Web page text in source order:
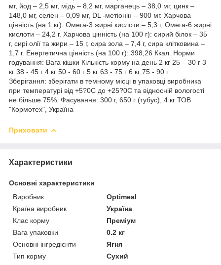
мг, йод – 2,5 мг, мідь – 8,2 мг, марганець – 38,0 мг, цинк –
148,0 мг, селен – 0,09 мг, DL -метіонін – 900 мг. Харчова
цінність (на 1 кг): Омега-3 жирні кислоти – 5,3 г, Омега-6 жирні
кислоти – 24,2 г. Харчова цінність (на 100 г): сирий білок – 35
г, сирі олії та жири – 15 г, сира зола – 7,4 г, сира клітковина –
1,7 г. Енергетична цінність (на 100 г): 398,26 Ккал. Норми
годування: Вага кішки Кількість корму на день 2 кг 25 – 30 г 3
кг 38 - 45 г 4 кг 50 - 60 г 5 кг 63 - 75 г 6 кг 75 - 90 г
Зберігання: зберігати в темному місці в упаковці виробника
при температурі від +5?0С до +25?0С та відносній вологості
не більше 75%. Фасування: 300 г, 650 г (тубус), 4 кг ТОВ
"Кормотех", Україна
Приховати
Характеристики
Основні характеристики
Виробник
Optimeal
Країна виробник
Україна
Клас корму
Преміум
Вага упаковки
0.2 кг
Основні інгредієнти
Ягня
Тип корму
Сухий